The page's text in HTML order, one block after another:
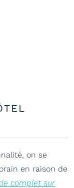
on se
en raison de
complet sur